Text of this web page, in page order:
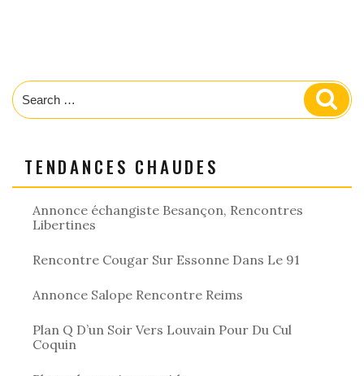
Search
for:
TENDANCES CHAUDES
Annonce échangiste Besançon, Rencontres
Libertines
Rencontre Cougar Sur Essonne Dans Le 91
Annonce Salope Rencontre Reims
Plan Q D’un Soir Vers Louvain Pour Du Cul
Coquin